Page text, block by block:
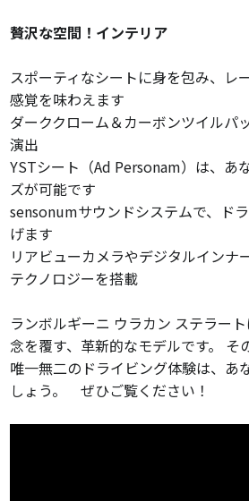
贅沢な空間！インテリア
スポーティなシートに身を包み、レ
感覚を味わえます
ダーククローム＆カーボンツイルパ
演出
YSTシート（Ad Personam）は、あ
ズが可能です
sensonumサウンドシステムで、ド
げます
リアビューカメラやデジタルインナ
テクノロジーを搭載
ランボルギーニ ウラカン ステラー
念を覆す、革新的なモデルです。 そ
唯一無二のドライビング体験は、あ
しょう。 ぜひご覧ください！